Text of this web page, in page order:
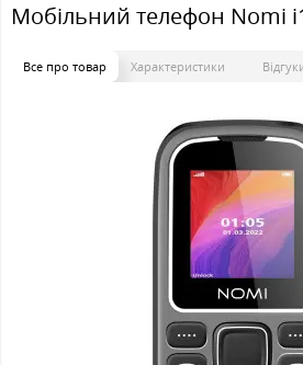
Мобільний телефон Nomi
Все про товар Характеристики